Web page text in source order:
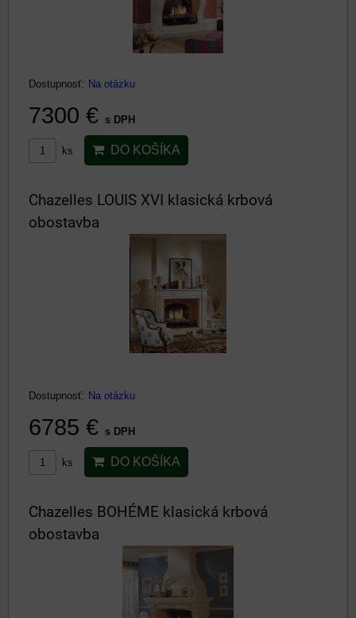
Dostupnosť: Na otázku
7300 € s DPH
ks DO KOŠÍKA
Chazelles LOUIS XVI klasická krbová
obostavba
Dostupnosť: Na otázku
6785 € s DPH
ks DO KOŠÍKA
Chazelles BOHÉME klasická krbová
obostavba